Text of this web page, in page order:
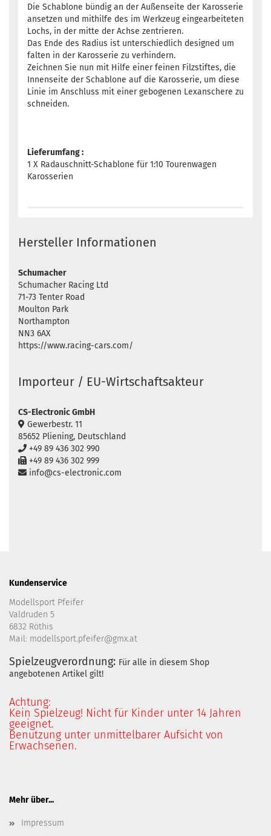
Die Schablone bündig an der Außenseite der Karosserie
ansetzen und mithilfe des im Werkzeug eingearbeiteten
Lochs, in der mitte der Achse zentrieren.
Das Ende des Radius ist unterschiedlich designed um
falten in der Karosserie zu verhindern.
Zeichnen Sie nun mit Hilfe einer feinen Filzstiftes, die
Innenseite der Schablone auf die Karosserie, um diese
Linie im Anschluss mit einer gebogenen Lexanschere zu
schneiden.
Lieferumfang :
1 X Radauschnitt-Schablone für 1:10 Tourenwagen
Karosserien
Hersteller Informationen
Schumacher
Schumacher Racing Ltd
71-73 Tenter Road
Moulton Park
Northampton
NN3 6AX
https://www.racing-cars.com/
Importeur / EU-Wirtschaftsakteur
CS-Electronic GmbH
Gewerbestr. 11
85652 Pliening, Deutschland
+49 89 436 302 990
+49 89 436 302 999
info@cs-electronic.com
Kundenservice
Modellsport Pfeifer
Valdruden 5
6832 Röthis
Mail: modellsport.pfeifer@gmx.at
Spielzeugverordnung: Für alle in diesem Shop
angebotenen Artikel gilt!
Achtung:
Kein Spielzeug! Nicht für Kinder unter 14 Jahren
geeignet.
Benutzung unter unmittelbarer Aufsicht von
Erwachsenen.
Mehr über...
Impressum